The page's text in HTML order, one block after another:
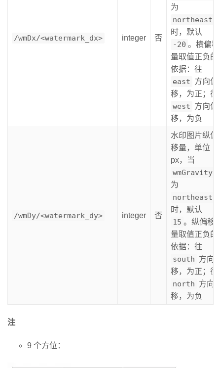
/wmDx/<watermark_dx> integer 否
为
northeast
时，默认
-20 。横偏移
量取值正负的
依据：往
east 方向偏
移，为正；往
west 方向偏
移，为负
/wmDy/<watermark_dy> integer 否
水印图片纵偏
移量，单位
px，当
wmGravity
为
northeast
时，默认
15 。纵偏移
量取值正负的
依据：往
south 方向
移，为正；往
north 方向
移，为负
注
9 个方位：